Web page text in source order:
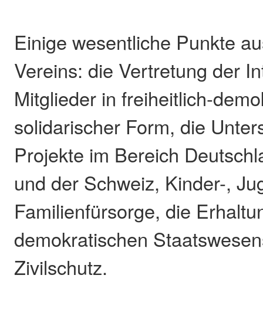
Einige wesentliche Punkte
Vereins: die Vertretung der
Mitglieder in freiheitlich-
solidarischer Form, die
Projekte im Bereich
und der Schweiz, Kinder-,
Familienfürsorge, die
demokratischen
Zivilschutz.